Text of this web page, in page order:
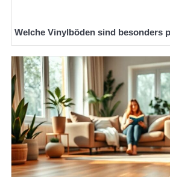
Welche Vinylböden sind besonders